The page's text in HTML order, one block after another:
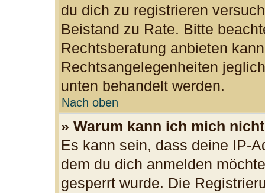
du dich zu registrieren
Beistand zu Rate. Bitte
Rechtsberatung anbieten
Rechtsangelegenheiten
unten behandelt werden.
Nach oben
» Warum kann ich mich
Es kann sein, dass deine IP-
dem du dich anmelden
gesperrt wurde. Die